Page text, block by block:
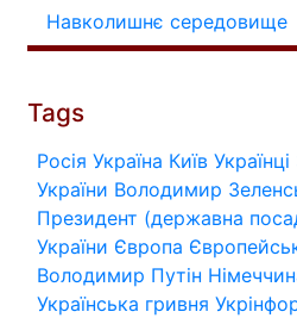
Навколишнє середовище
Tags
Росія Україна Київ Українці
України Володимир
Президент (державна
України Європа
Володимир Путін
Українська гривня